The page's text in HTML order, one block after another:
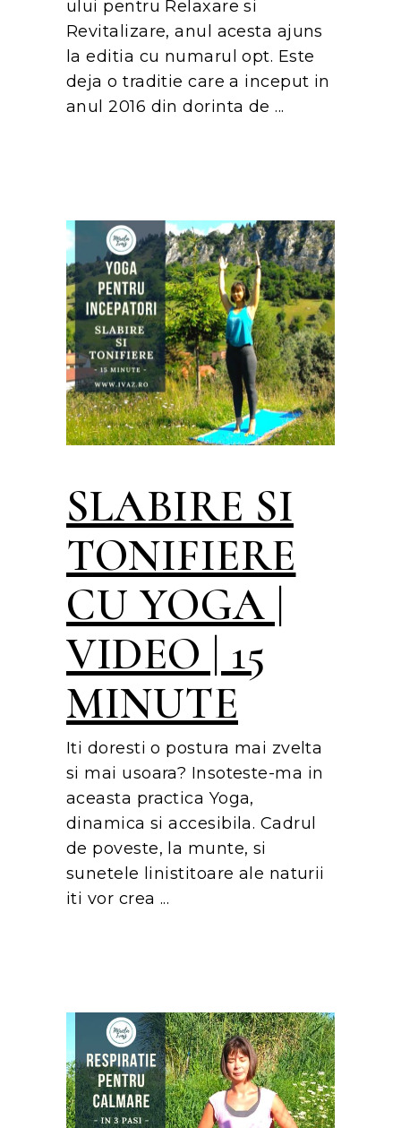
ului pentru Relaxare si
Revitalizare, anul acesta ajuns
la editia cu numarul opt. Este
deja o traditie care a inceput in
anul 2016 din dorinta de
SLABIRE SI
TONIFIERE
CU YOGA |
VIDEO | 15
MINUTE
Iti doresti o postura mai zvelta
si mai usoara? Insoteste-ma in
aceasta practica Yoga,
dinamica si accesibila. Cadrul
de poveste, la munte, si
sunetele linistitoare ale naturii
iti vor crea